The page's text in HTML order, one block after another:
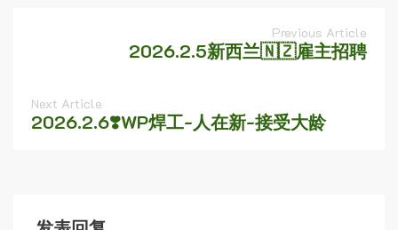
Previous Article
2026.2.5新西兰🇳🇿雇主招聘
Next Article
2026.2.6❣️WP焊工-人在新-接受大龄